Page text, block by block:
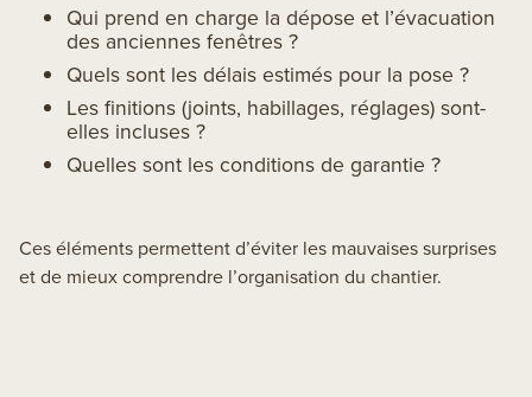
Qui prend en charge la dépose et l’évacuation
des anciennes fenêtres ?
Quels sont les délais estimés pour la pose ?
Les finitions (joints, habillages, réglages) sont-
elles incluses ?
Quelles sont les conditions de garantie ?
Ces éléments permettent d’éviter les mauvaises surprises
et de mieux comprendre l’organisation du chantier.